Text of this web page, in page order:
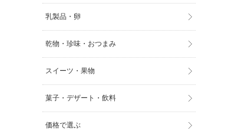
乳製品・卵
乾物・珍味・おつまみ
スイーツ・果物
菓子・デザート・飲料
価格で選ぶ